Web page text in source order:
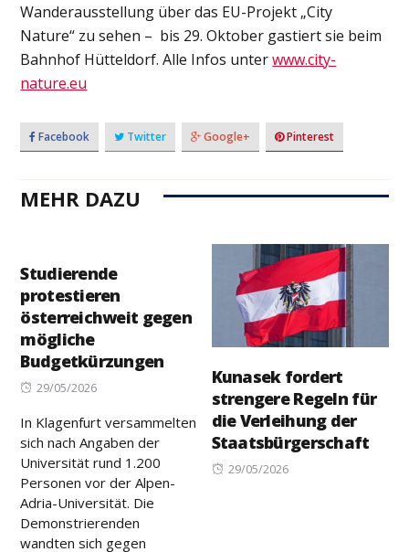
Wanderausstellung über das EU-Projekt „City
Nature“ zu sehen – bis 29. Oktober gastiert sie beim
Bahnhof Hütteldorf. Alle Infos unterwww.city-
nature.eu
Facebook Twitter Google+ Pinterest
MEHR DAZU
Studierende
protestieren
österreichweit gegen
mögliche
Budgetkürzungen
Posted
29/05/2026
In Klagenfurt versammelten
sich nach Angaben der
Universität rund 1.200
Personen vor der Alpen-
Adria-Universität. Die
Demonstrierenden
wandten sich gegen
Kunasek fordert
strengere Regeln für
die Verleihung der
Staatsbürgerschaft
Posted
29/05/2026